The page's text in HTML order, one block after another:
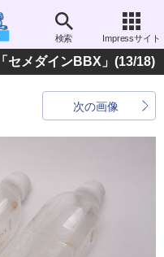
検索 Impressサイト
セメダインBBX」 (13/18)
次の画像